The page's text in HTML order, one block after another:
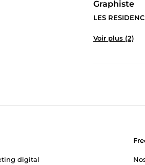
Graphiste
LES
Voir plus (2)
digital